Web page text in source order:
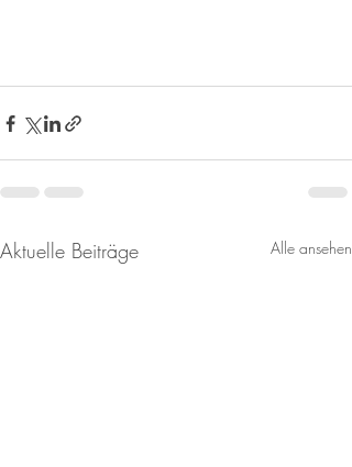
Aktuelle Beiträge Alle ansehen